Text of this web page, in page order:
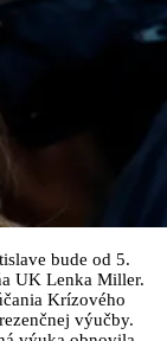
bude od 5.
UK Lenka Miller.
Krízového
výučby.